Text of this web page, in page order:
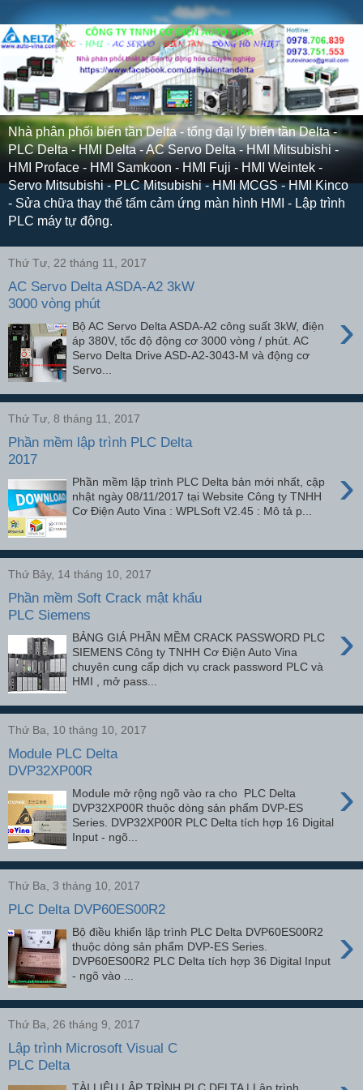
Nhà phân phối biến tần Delta - tổng đại lý biến tần Delta -
PLC Delta - HMI Delta - AC Servo Delta - HMI Mitsubishi -
HMI Proface - HMI Samkoon - HMI Fuji - HMI Weintek -
Servo Mitsubishi - PLC Mitsubishi - HMI MCGS - HMI Kinco
- Sửa chữa thay thế tấm cảm ứng màn hình HMI - Lập trình
PLC máy tự động.
Thứ Tư, 22 tháng 11, 2017
AC Servo Delta ASDA-A2 3kW
3000 vòng phút
›
Bộ AC Servo Delta ASDA-A2 công suất 3kW, điện
áp 380V, tốc độ động cơ 3000 vòng / phút. AC
Servo Delta Drive ASD-A2-3043-M và động cơ
Servo...
Thứ Tư, 8 tháng 11, 2017
Phần mềm lập trình PLC Delta
2017
›
Phần mềm lập trình PLC Delta bản mới nhất, cập
nhật ngày 08/11/2017 tại Website Công ty TNHH
Cơ Điện Auto Vina : WPLSoft V2.45 : Mô tả p...
Thứ Bảy, 14 tháng 10, 2017
Phần mềm Soft Crack mật khẩu
PLC Siemens
›
BẢNG GIÁ PHẦN MỀM CRACK PASSWORD PLC
SIEMENS Công ty TNHH Cơ Điện Auto Vina
chuyên cung cấp dịch vụ crack password PLC và
HMI , mở pass...
Thứ Ba, 10 tháng 10, 2017
Module PLC Delta
DVP32XP00R
›
Module mở rộng ngõ vào ra cho PLC Delta
DVP32XP00R thuộc dòng sản phẩm DVP-ES
Series. DVP32XP00R PLC Delta tích hợp 16 Digital
Input - ngõ...
Thứ Ba, 3 tháng 10, 2017
PLC Delta DVP60ES00R2
›
Bộ điều khiển lập trình PLC Delta DVP60ES00R2
thuộc dòng sản phẩm DVP-ES Series.
DVP60ES00R2 PLC Delta tích hợp 36 Digital Input
- ngõ vào ...
Thứ Ba, 26 tháng 9, 2017
Lập trình Microsoft Visual C
PLC Delta